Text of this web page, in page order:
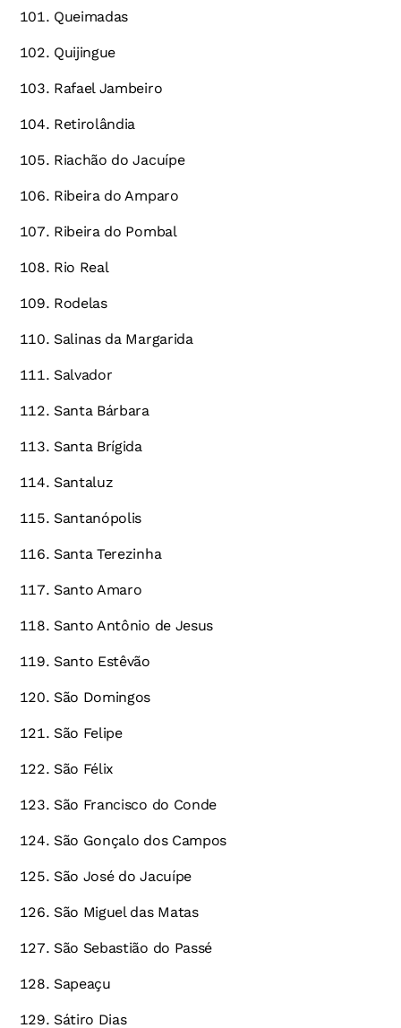
Queimadas
Quijingue
Rafael Jambeiro
Retirolândia
Riachão do Jacuípe
Ribeira do Amparo
Ribeira do Pombal
Rio Real
Rodelas
Salinas da Margarida
Salvador
Santa Bárbara
Santa Brígida
Santaluz
Santanópolis
Santa Terezinha
Santo Amaro
Santo Antônio de Jesus
Santo Estêvão
São Domingos
São Felipe
São Félix
São Francisco do Conde
São Gonçalo dos Campos
São José do Jacuípe
São Miguel das Matas
São Sebastião do Passé
Sapeaçu
Sátiro Dias